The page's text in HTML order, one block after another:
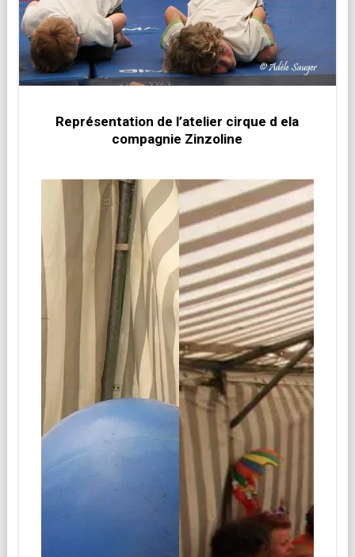
Représentation de l’atelier cirque d ela
compagnie Zinzoline